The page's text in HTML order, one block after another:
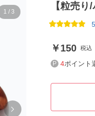
1 / 3
【粒売
5
150 税込
4ポイント